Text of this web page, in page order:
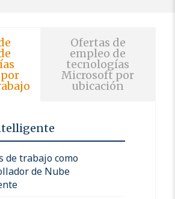
Ofertas de
empleo de
tecnologías
Microsoft por
ubicación
de trabajo como
de Nube